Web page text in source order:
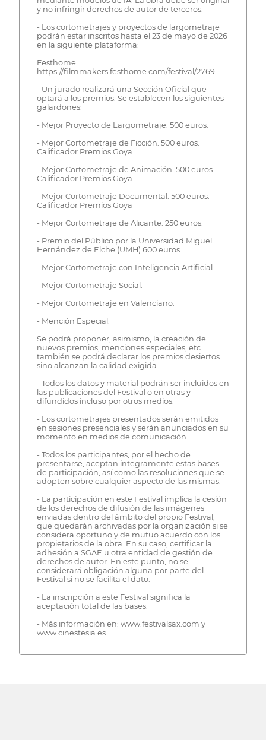
y no infringir derechos de autor de terceros.
- Los cortometrajes y proyectos de largometraje
podrán estar inscritos hasta el 23 de mayo de 2026
en la siguiente plataforma:
Festhome:
https://filmmakers.festhome.com/festival/2769
- Un jurado realizará una Sección Oficial que
optará a los premios. Se establecen los siguientes
galardones:
- Mejor Proyecto de Largometraje. 500 euros.
- Mejor Cortometraje de Ficción. 500 euros.
Calificador Premios Goya
- Mejor Cortometraje de Animación. 500 euros.
Calificador Premios Goya
- Mejor Cortometraje Documental. 500 euros.
Calificador Premios Goya
- Mejor Cortometraje de Alicante. 250 euros.
- Premio del Público por la Universidad Miguel
Hernández de Elche (UMH) 600 euros.
- Mejor Cortometraje con Inteligencia Artificial.
- Mejor Cortometraje Social.
- Mejor Cortometraje en Valenciano.
- Mención Especial.
Se podrá proponer, asimismo, la creación de
nuevos premios, menciones especiales, etc.
también se podrá declarar los premios desiertos
sino alcanzan la calidad exigida.
- Todos los datos y material podrán ser incluidos en
las publicaciones del Festival o en otras y
difundidos incluso por otros medios.
- Los cortometrajes presentados serán emitidos
en sesiones presenciales y serán anunciados en su
momento en medios de comunicación.
- Todos los participantes, por el hecho de
presentarse, aceptan íntegramente estas bases
de participación, así como las resoluciones que se
adopten sobre cualquier aspecto de las mismas.
- La participación en este Festival implica la cesión
de los derechos de difusión de las imágenes
enviadas dentro del ámbito del propio Festival,
que quedarán archivadas por la organización si se
considera oportuno y de mutuo acuerdo con los
propietarios de la obra. En su caso, certificar la
adhesión a SGAE u otra entidad de gestión de
derechos de autor. En este punto, no se
considerará obligación alguna por parte del
Festival si no se facilita el dato.
- La inscripción a este Festival significa la
aceptación total de las bases.
- Más información en: www.festivalsax.com y
www.cinestesia.es